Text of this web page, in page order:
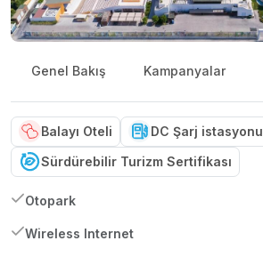
Genel Bakış Kampanyalar
Balayı Oteli
DC Şarj istasyonu
Sürdürebilir Turizm Sertifikası
Otopark
Wireless Internet